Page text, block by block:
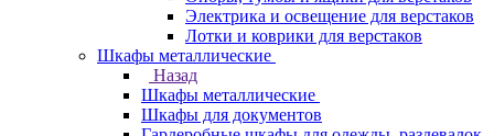
Электрика и освещение для верстаков
Лотки и коврики для верстаков
Шкафы металлические
Назад
Шкафы металлические
Шкафы для документов